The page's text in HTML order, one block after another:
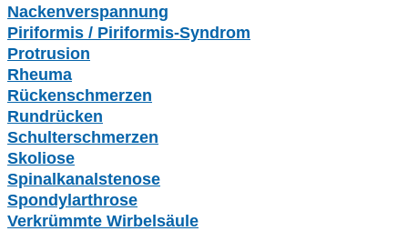
Nackenverspannung
Piriformis / Piriformis-Syndrom
Protrusion
Rheuma
Rückenschmerzen
Rundrücken
Schulterschmerzen
Skoliose
Spinalkanalstenose
Spondylarthrose
Verkrümmte Wirbelsäule